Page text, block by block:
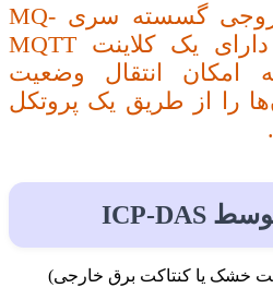
ماژول‌های ورودی/خروجی گسسته سری MQ-
7000 از ICP DAS دارای یک کلاینت MQTT
امکان انتقال وضعیت
را از طریق یک پروتکل